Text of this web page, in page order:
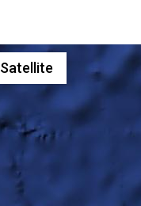
Satellite